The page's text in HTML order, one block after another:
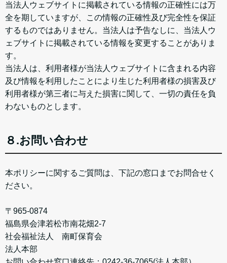
当法人ウェブサイトに掲載されている情報の正確性には万
全を期していますが、この情報の正確性及び完全性を保証
するものではありません。当法人は予告なしに、当法人ウ
ェブサイトに掲載されている情報を変更することがありま
す。
当法人は、利用者様が当法人ウェブサイトに含まれる内容
及び情報を利用したことにより生じた利用者様の損害及び
利用者様が第三者に与えた損害に関して、一切の責任を負
わないものとします。
８.お問い合わせ
本ポリシーに関するご質問は、下記の窓口までお問合せく
ださい。
〒965-0874
福島県会津若松市南花畑2-7
社会福祉法人 南町保育会
法人本部